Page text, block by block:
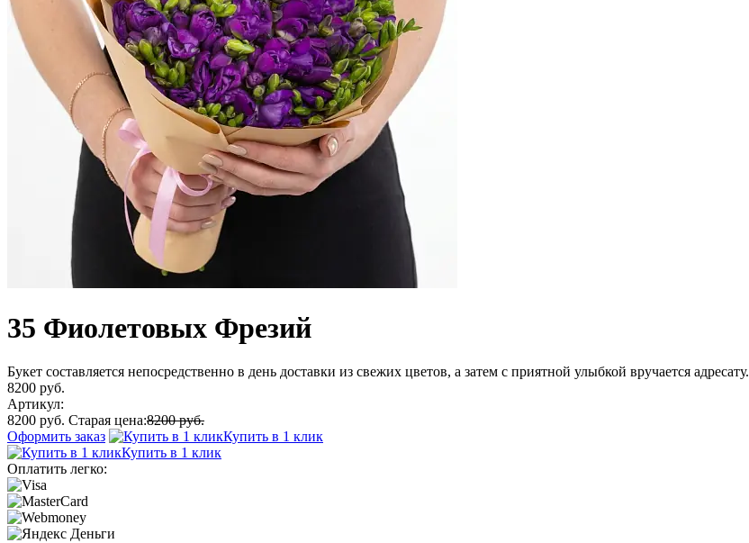
35 Фиолетовых Фрезий
Букет составляется непосредственно в день доставки из свежих цветов, а затем с приятной улыбкой вручается адресату.
8200 руб.
Артикул:
8200 руб. Старая цена:8200 руб.
Оформить заказ
Купить в 1 клик
Купить в 1 клик
Оплатить легко: